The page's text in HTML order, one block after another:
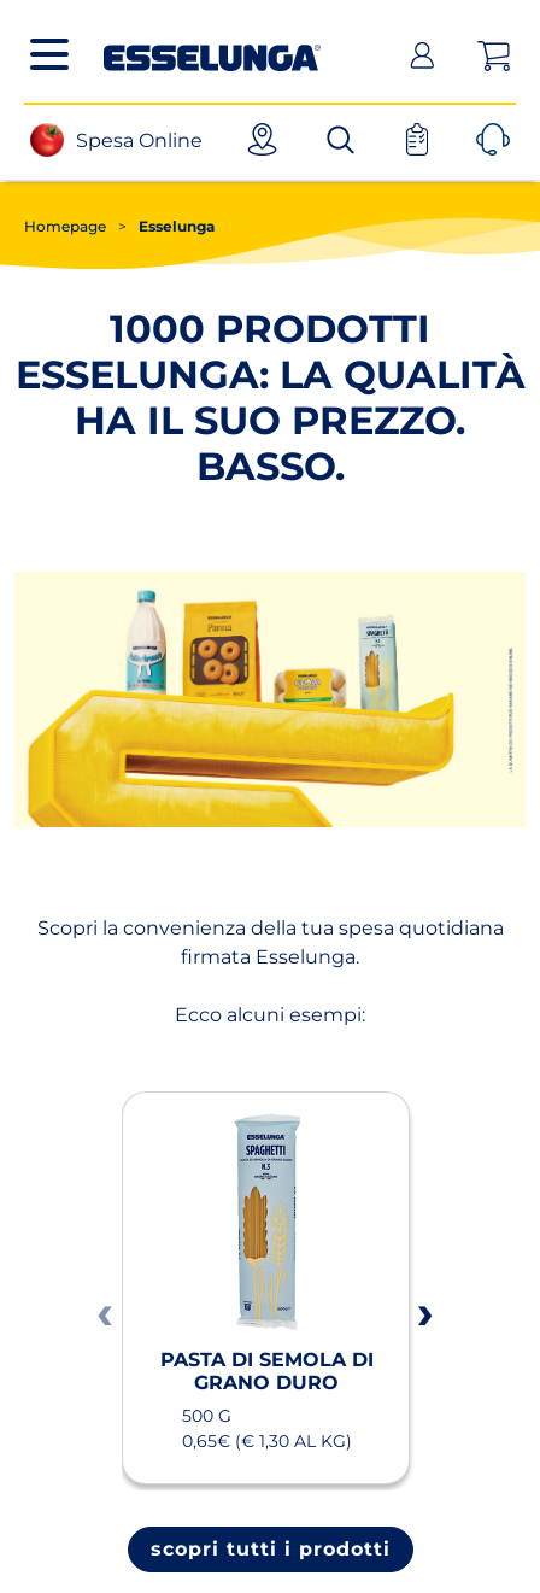
Spesa Online(apri in un nuovo tab)
Homepage > Esselunga
1000 PRODOTTI
ESSELUNGA: LA QUALITÀ
HA IL SUO PREZZO.
BASSO.
Scopri la convenienza della tua spesa quotidiana
firmata Esselunga.
Ecco alcuni esempi:
PASTA DI SEMOLA DI
GRANO DURO
500 G
0,65€ (€ 1,30 AL KG)
(apri in un nuovo tab)
scopri tutti i prodotti (apri in un